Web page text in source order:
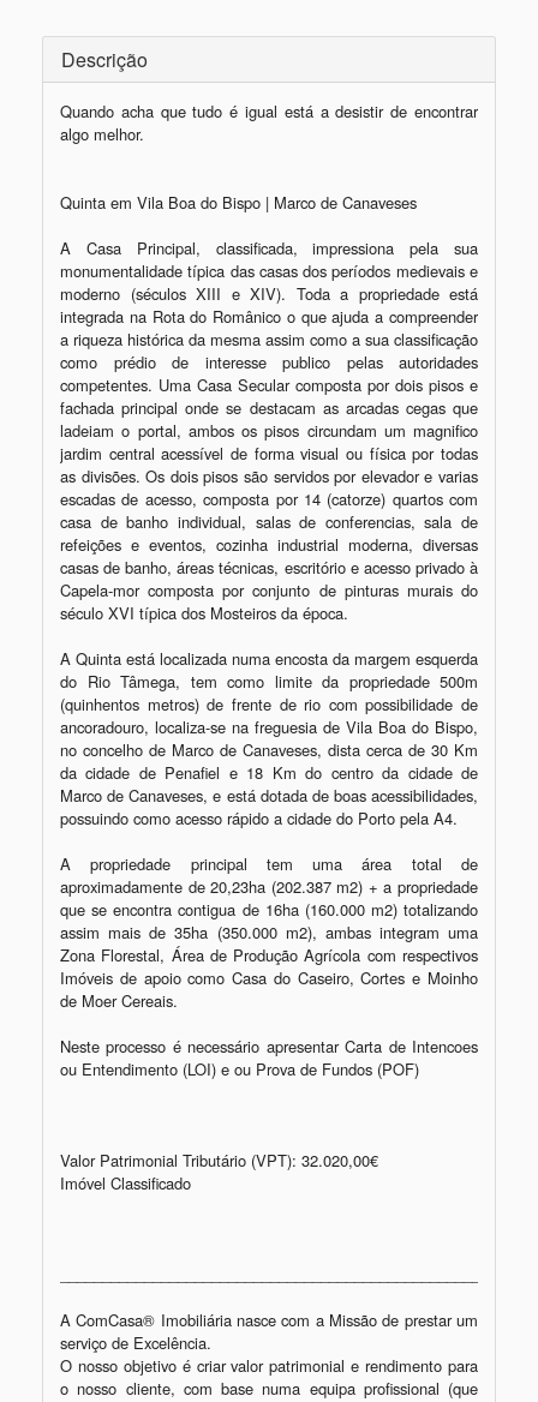
Descrição
Quando acha que tudo é igual está a desistir de encontrar
algo melhor.
Quinta em Vila Boa do Bispo | Marco de Canaveses
A Casa Principal, classificada, impressiona pela sua
monumentalidade típica das casas dos períodos medievais e
moderno (séculos XIII e XIV). Toda a propriedade está
integrada na Rota do Românico o que ajuda a compreender
a riqueza histórica da mesma assim como a sua classificação
como prédio de interesse publico pelas autoridades
competentes. Uma Casa Secular composta por dois pisos e
fachada principal onde se destacam as arcadas cegas que
ladeiam o portal, ambos os pisos circundam um magnifico
jardim central acessível de forma visual ou física por todas
as divisões. Os dois pisos são servidos por elevador e varias
escadas de acesso, composta por 14 (catorze) quartos com
casa de banho individual, salas de conferencias, sala de
refeições e eventos, cozinha industrial moderna, diversas
casas de banho, áreas técnicas, escritório e acesso privado à
Capela-mor composta por conjunto de pinturas murais do
século XVI típica dos Mosteiros da época.
A Quinta está localizada numa encosta da margem esquerda
do Rio Tâmega, tem como limite da propriedade 500m
(quinhentos metros) de frente de rio com possibilidade de
ancoradouro, localiza-se na freguesia de Vila Boa do Bispo,
no concelho de Marco de Canaveses, dista cerca de 30 Km
da cidade de Penafiel e 18 Km do centro da cidade de
Marco de Canaveses, e está dotada de boas acessibilidades,
possuindo como acesso rápido a cidade do Porto pela A4.
A propriedade principal tem uma área total de
aproximadamente de 20,23ha (202.387 m2) + a propriedade
que se encontra contigua de 16ha (160.000 m2) totalizando
assim mais de 35ha (350.000 m2), ambas integram uma
Zona Florestal, Área de Produção Agrícola com respectivos
Imóveis de apoio como Casa do Caseiro, Cortes e Moinho
de Moer Cereais.
Neste processo é necessário apresentar Carta de Intencoes
ou Entendimento (LOI) e ou Prova de Fundos (POF)
Valor Patrimonial Tributário (VPT): 32.020,00€
Imóvel Classificado
A ComCasa® Imobiliária nasce com a Missão de prestar um
serviço de Excelência.
O nosso objetivo é criar valor patrimonial e rendimento para
o nosso cliente, com base numa equipa profissional (que